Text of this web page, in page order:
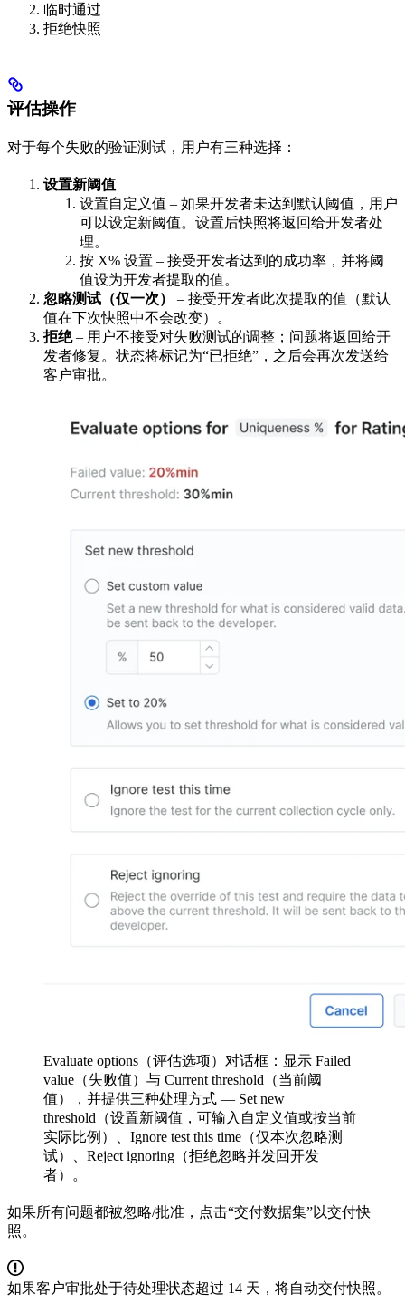
临时通过
拒绝快照
评估操作
对于每个失败的验证测试，用户有三种选择：
设置新阈值
设置自定义值 – 如果开发者未达到默认阈值，用户
可以设定新阈值。设置后快照将返回给开发者处
理。
按 X% 设置 – 接受开发者达到的成功率，并将阈
值设为开发者提取的值。
忽略测试（仅一次）
– 接受开发者此次提取的值（默认
值在下次快照中不会改变）。
拒绝– 用户不接受对失败测试的调整；问题将返回给开
发者修复。状态将标记为“已拒绝”，之后会再次发送给
客户审批。
Evaluate options（评估选项）对话框：显示 Failed
value（失败值）与 Current threshold（当前阈
值），并提供三种处理方式 — Set new
threshold（设置新阈值，可输入自定义值或按当前
实际比例）、Ignore test this time（仅本次忽略测
试）、Reject ignoring（拒绝忽略并发回开发
者）。
如果所有问题都被忽略/批准，点击“交付数据集”以交付快
照。
如果客户审批处于待处理状态超过 14 天，将自动交付快照。